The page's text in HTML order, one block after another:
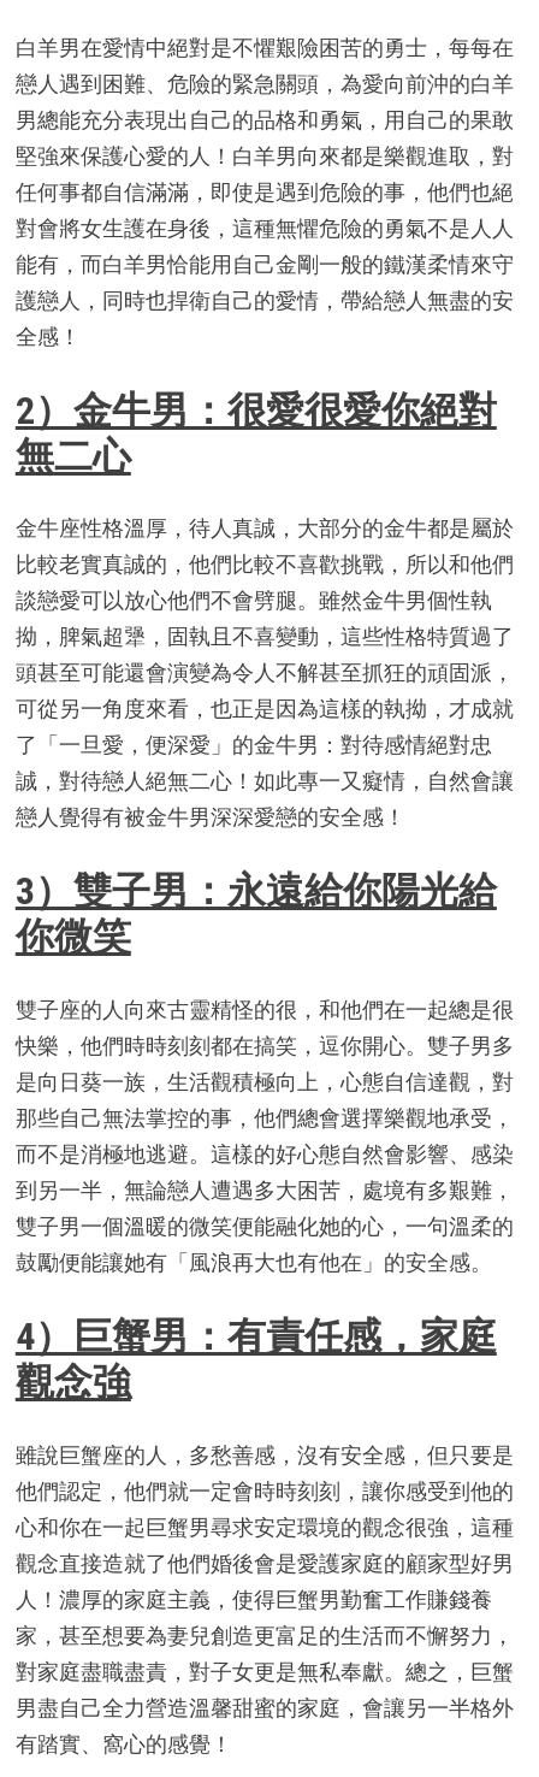
白羊男在愛情中絕對是不懼艱險困苦的勇士，每每在
戀人遇到困難、危險的緊急關頭，為愛向前沖的白羊
男總能充分表現出自己的品格和勇氣，用自己的果敢
堅強來保護心愛的人！白羊男向來都是樂觀進取，對
任何事都自信滿滿，即使是遇到危險的事，他們也絕
對會將女生護在身後，這種無懼危險的勇氣不是人人
能有，而白羊男恰能用自己金剛一般的鐵漢柔情來守
護戀人，同時也捍衛自己的愛情，帶給戀人無盡的安
全感！
2）金牛男：很愛很愛你絕對
無二心
金牛座性格溫厚，待人真誠，大部分的金牛都是屬於
比較老實真誠的，他們比較不喜歡挑戰，所以和他們
談戀愛可以放心他們不會劈腿。雖然金牛男個性執
拗，脾氣超犟，固執且不喜變動，這些性格特質過了
頭甚至可能還會演變為令人不解甚至抓狂的頑固派，
可從另一角度來看，也正是因為這樣的執拗，才成就
了「一旦愛，便深愛」的金牛男：對待感情絕對忠
誠，對待戀人絕無二心！如此專一又癡情，自然會讓
戀人覺得有被金牛男深深愛戀的安全感！
3）雙子男：永遠給你陽光給
你微笑
雙子座的人向來古靈精怪的很，和他們在一起總是很
快樂，他們時時刻刻都在搞笑，逗你開心。雙子男多
是向日葵一族，生活觀積極向上，心態自信達觀，對
那些自己無法掌控的事，他們總會選擇樂觀地承受，
而不是消極地逃避。這樣的好心態自然會影響、感染
到另一半，無論戀人遭遇多大困苦，處境有多艱難，
雙子男一個溫暖的微笑便能融化她的心，一句溫柔的
鼓勵便能讓她有「風浪再大也有他在」的安全感。
4）巨蟹男：有責任感，家庭
觀念強
雖說巨蟹座的人，多愁善感，沒有安全感，但只要是
他們認定，他們就一定會時時刻刻，讓你感受到他的
心和你在一起巨蟹男尋求安定環境的觀念很強，這種
觀念直接造就了他們婚後會是愛護家庭的顧家型好男
人！濃厚的家庭主義，使得巨蟹男勤奮工作賺錢養
家，甚至想要為妻兒創造更富足的生活而不懈努力，
對家庭盡職盡責，對子女更是無私奉獻。總之，巨蟹
男盡自己全力營造溫馨甜蜜的家庭，會讓另一半格外
有踏實、窩心的感覺！